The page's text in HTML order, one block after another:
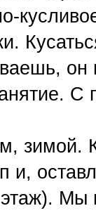
зимой.
этаж).